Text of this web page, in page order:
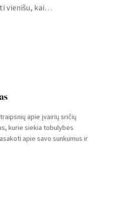
vienišu, kai…
apie įvairių sričių
kurie siekia tobulybės
apie savo sunkumus ir